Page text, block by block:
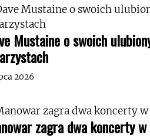
Mustaine o swoich
2026
zagra dwa koncerty